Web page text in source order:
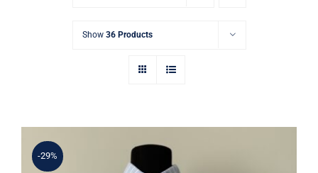
Show 36 Products
-29%